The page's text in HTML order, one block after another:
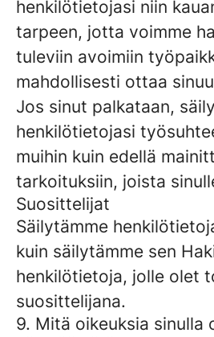
henkilötietojasi niin
tarpeen, jotta voimme
tuleviin avoimiin
mahdollisesti ottaa
Jos sinut palkataan,
henkilötietojasi
muihin kuin edellä
tarkoituksiin, joista
Suosittelijat
Säilytämme
kuin säilytämme sen
henkilötietoja, jolle olet
suosittelijana.
9. Mitä oikeuksia sinulla